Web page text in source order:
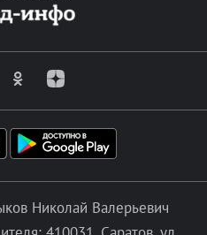
Николай Валерьевич